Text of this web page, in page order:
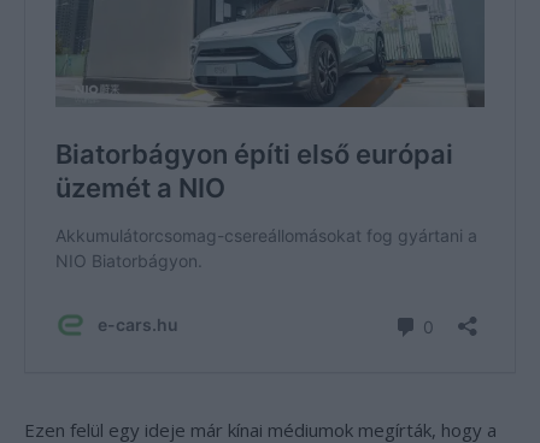
Ezen felül egy ideje már kínai médiumok megírták, hogy a